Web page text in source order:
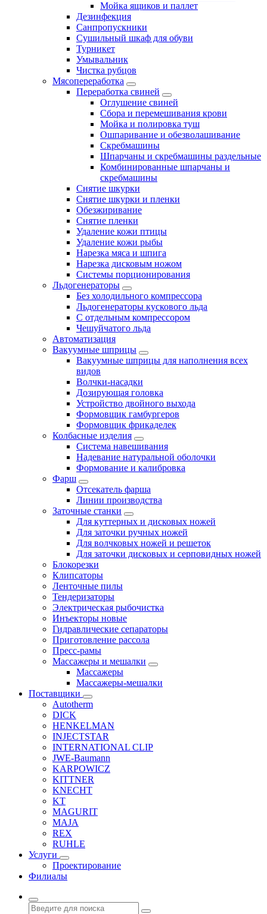
Мойка ящиков и паллет
Дезинфекция
Санпропускники
Сушильный шкаф для обуви
Турникет
Умывальник
Чистка рубцов
Мясопереработка
Переработка свиней
Оглушение свиней
Сбора и перемешивания крови
Мойка и полировка туш
Ошпаривание и обезволашивание
Скребмашины
Шпарчаны и скребмашины раздельные
Комбинированные шпарчаны и
скребмашины
Снятие шкурки
Снятие шкурки и пленки
Обезжиривание
Снятие пленки
Удаление кожи птицы
Удаление кожи рыбы
Нарезка мяса и шпига
Нарезка дисковым ножом
Системы порционирования
Льдогенераторы
Без холодильного компрессора
Льдогенераторы кускового льда
С отдельным компрессором
Чешуйчатого льда
Автоматизация
Вакуумные шприцы
Вакуумные шприцы для наполнения всех
видов
Волчки-насадки
Дозирующая головка
Устройство двойного выхода
Формовщик гамбургеров
Формовщик фрикаделек
Колбасные изделия
Система навешивания
Надевание натуральной оболочки
Формование и калибровка
Фарш
Отсекатель фарша
Линии производства
Заточные станки
Для куттерных и дисковых ножей
Для заточки ручных ножей
Для волчковых ножей и решеток
Для заточки дисковых и серповидных ножей
Блокорезки
Клипсаторы
Ленточные пилы
Тендеризаторы
Электрическая рыбочистка
Инъекторы новые
Гидравлические сепараторы
Приготовление рассола
Пресс-рамы
Массажеры и мешалки
Массажеры
Массажеры-мешалки
Поставщики
Autotherm
DICK
HENKELMAN
INJECTSTAR
INTERNATIONAL CLIP
JWE-Baumann
KARPOWICZ
KITTNER
KNECHT
KT
MAGURIT
MAJA
REX
RUHLE
Услуги
Проектирование
Филиалы